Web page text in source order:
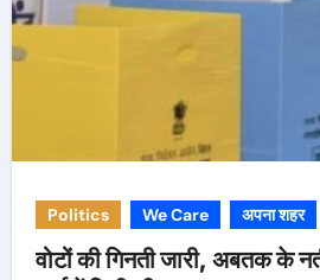
Politics We Care अपना शहर
वोटों की गिनती जारी, अबतक के